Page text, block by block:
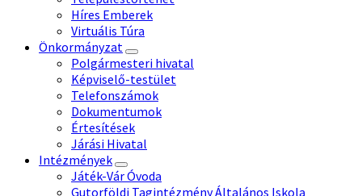
Híres Emberek
Virtuális Túra
Önkormányzat
Polgármesteri hivatal
Képviselő-testület
Telefonszámok
Dokumentumok
Értesítések
Járási Hivatal
Intézmények
Játék-Vár Óvoda
Gutorföldi Tagintézmény Általános Iskola